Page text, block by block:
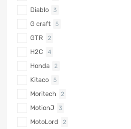
Diablo 3
G craft 5
GTR 2
H2C 4
Honda 2
Kitaco 5
Moritech 2
MotionJ 3
MotoLord 2